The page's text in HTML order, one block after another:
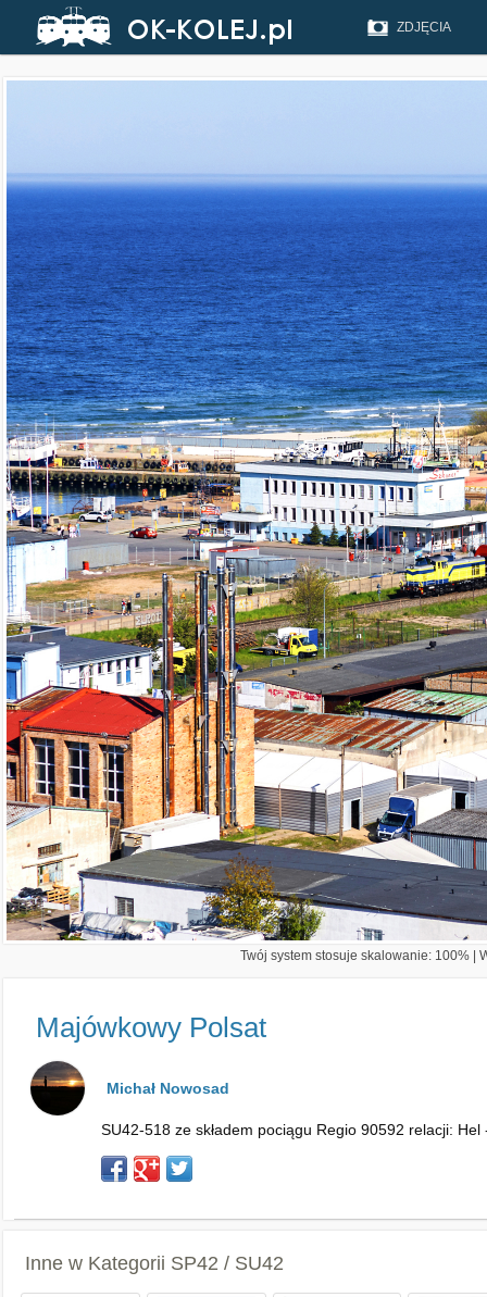
ZDJĘCIA
Twój system stosuje skalowanie: 100% |
Majówkowy Polsat
Michał Nowosad
SU42-518 ze składem pociągu Regio 90592 relacji: Hel
Inne w Kategorii SP42 / SU42